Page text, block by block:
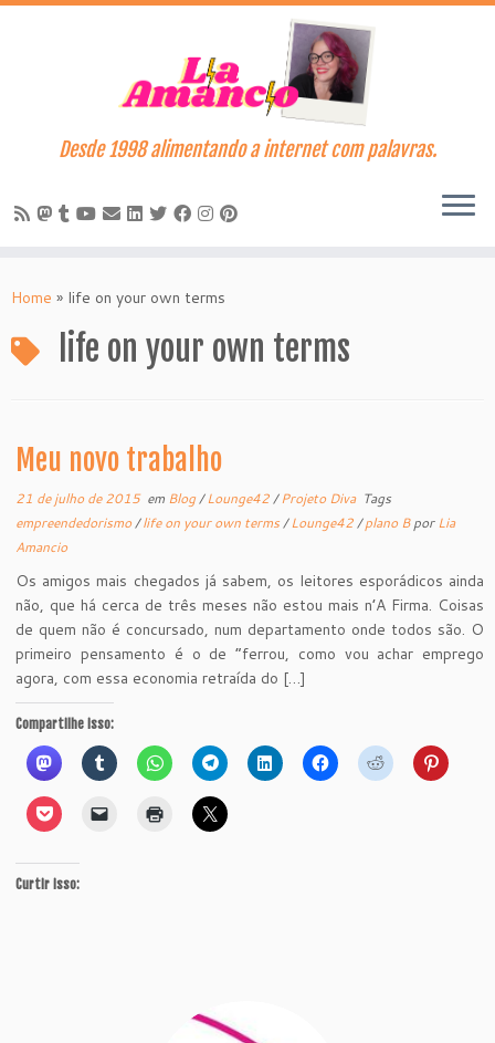
to
Desde 1998 alimentando a internet com palavras.
Home » life on your own terms
life on your own terms
Meu novo trabalho
21 de julho de 2015em Blog/Lounge42/Projeto Diva Tags
empreendedorismo/life on your own terms/Lounge42/plano BporLia
Amancio
Os amigos mais chegados já sabem, os leitores esporádicos ainda
não, que há cerca de três meses não estou mais n’A Firma. Coisas
de quem não é concursado, num departamento onde todos são. O
primeiro pensamento é o de “ferrou, como vou achar emprego
agora, com essa economia retraída do […]
Compartilhe isso:
Curtir isso: